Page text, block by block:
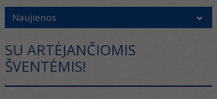
Naujienos
SU ARTĖJANČIOMIS
ŠVENTĖMIS!